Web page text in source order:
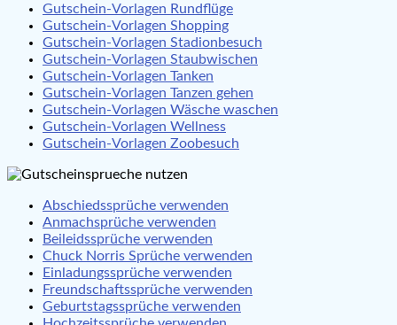
Gutschein-Vorlagen Rundflüge
Gutschein-Vorlagen Shopping
Gutschein-Vorlagen Stadionbesuch
Gutschein-Vorlagen Staubwischen
Gutschein-Vorlagen Tanken
Gutschein-Vorlagen Tanzen gehen
Gutschein-Vorlagen Wäsche waschen
Gutschein-Vorlagen Wellness
Gutschein-Vorlagen Zoobesuch
Abschiedssprüche verwenden
Anmachsprüche verwenden
Beileidssprüche verwenden
Chuck Norris Sprüche verwenden
Einladungssprüche verwenden
Freundschaftssprüche verwenden
Geburtstagssprüche verwenden